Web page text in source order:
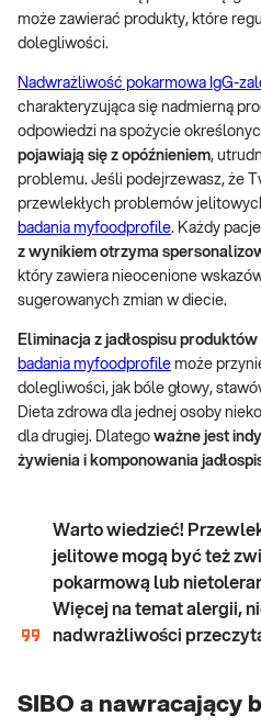
może zawierać produkty, które
dolegliwości.
Nadwrażliwość pokarmowa IgG-
charakteryzująca się nadmierną
odpowiedzi na spożycie
pojawiają się z opóźnieniem,
problemu. Jeśli podejrzewasz, że
przewlekłych problemów
badania myfoodprofile. Każdy
z wynikiem otrzyma
który zawiera nieocenione
sugerowanych zmian w diecie.
Eliminacja z jadłospisu produktów
badania myfoodprofile może
dolegliwości, jak bóle głowy,
Dieta zdrowa dla jednej osoby
dla drugiej. Dlatego ważne jest
żywienia i komponowania
Warto wiedzieć!
jelitowe mogą być też
pokarmową lub
Więcej na temat alergii,
nadwrażliwości
SIBO a nawracający